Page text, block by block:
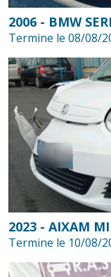
2006 - BMW
Termine le 08/08/
2023 - AIXAM
Termine le 10/08/